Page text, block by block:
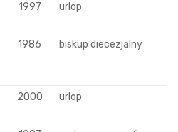
1997 urlop
1986 biskup diecezjalny
2000 urlop